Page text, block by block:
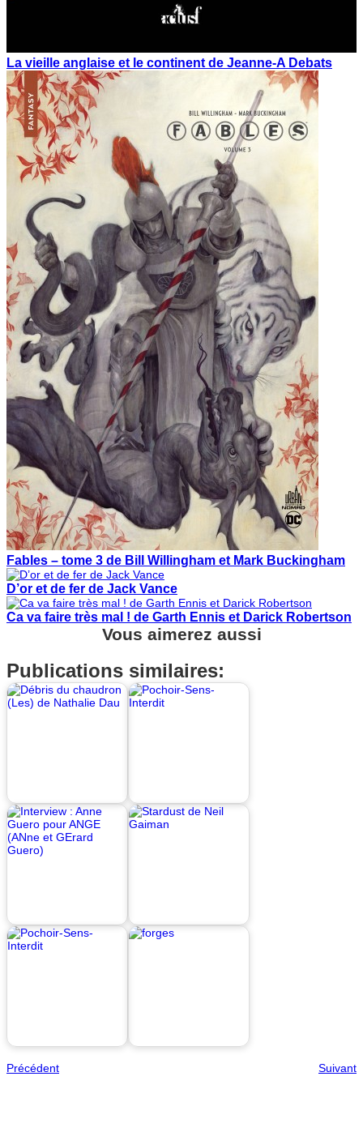
La vieille anglaise et le continent de Jeanne-A Debats
Fables – tome 3 de Bill Willingham et Mark Buckingham
D’or et de fer de Jack Vance
Ca va faire très mal ! de Garth Ennis et Darick Robertson
Vous aimerez aussi
Publications similaires:
Précédent Suivant